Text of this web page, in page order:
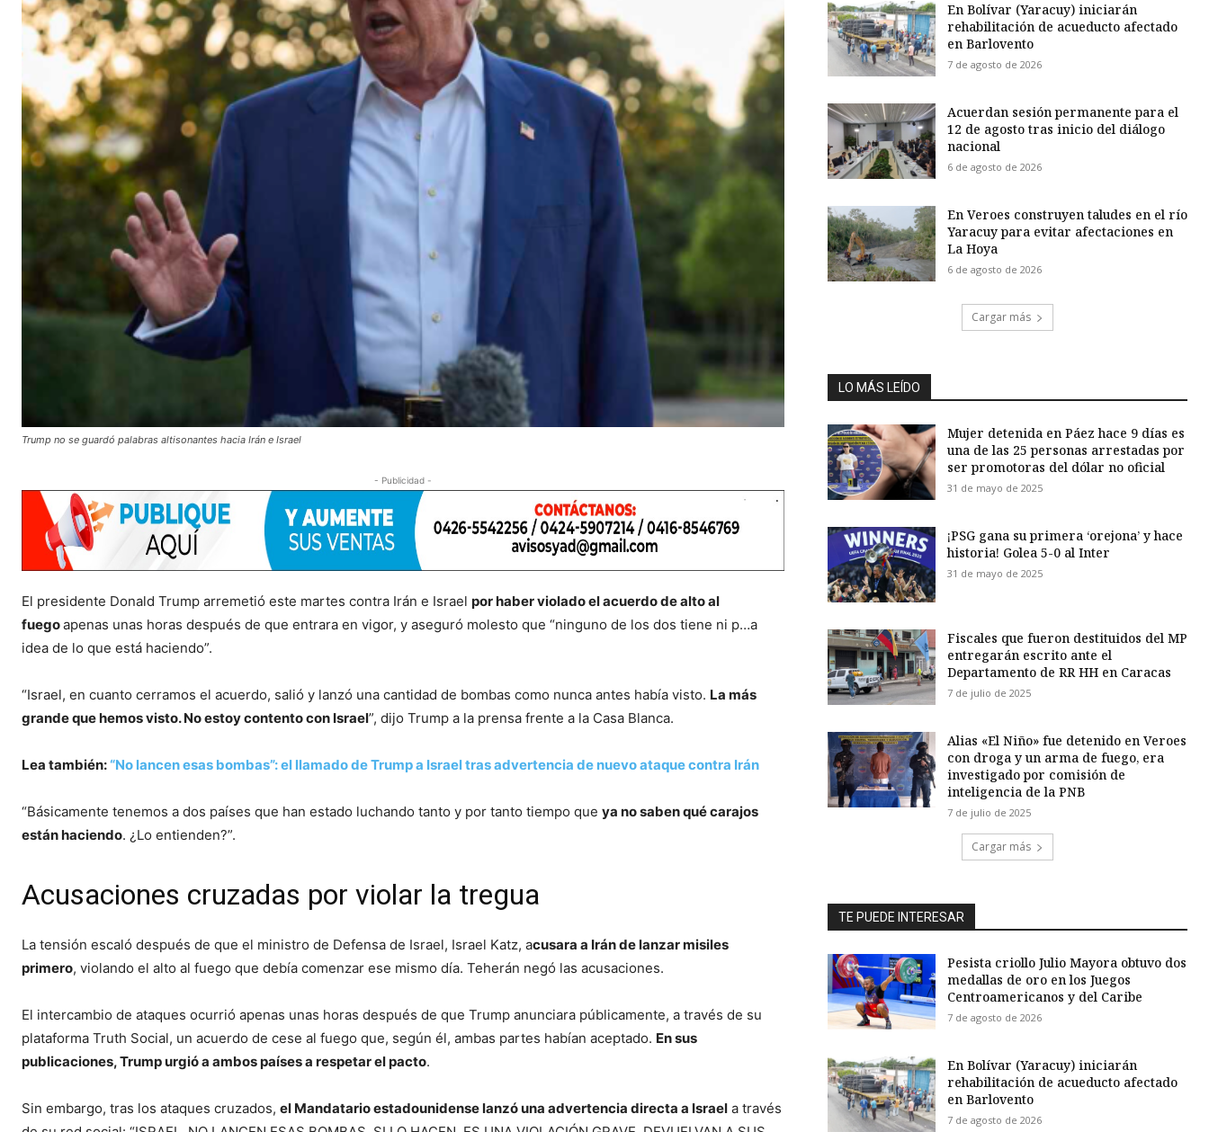
Trump no se guardó palabras altisonantes hacia Irán e Israel
- Publicidad -
El presidente Donald Trump arremetió este martes contra Irán e Israel por haber violado el acuerdo de alto al
fuegoapenas unas horas después de que entrara en vigor, y aseguró molesto que “ninguno de los dos tiene ni p…a
idea de lo que está haciendo”.
“Israel, en cuanto cerramos el acuerdo, salió y lanzó una cantidad de bombas como nunca antes había visto. La más
grande que hemos visto. No estoy contento con Israel”, dijo Trump a la prensa frente a la Casa Blanca.
Lea también:“No lancen esas bombas”: el llamado de Trump a Israel tras advertencia de nuevo ataque contra Irán
“Básicamente tenemos a dos países que han estado luchando tanto y por tanto tiempo que ya no saben qué carajos
están haciendo. ¿Lo entienden?”.
Acusaciones cruzadas por violar la tregua
La tensión escaló después de que el ministro de Defensa de Israel, Israel Katz, acusara a Irán de lanzar misiles
primero, violando el alto al fuego que debía comenzar ese mismo día. Teherán negó las acusaciones.
El intercambio de ataques ocurrió apenas unas horas después de que Trump anunciara públicamente, a través de su
plataforma Truth Social, un acuerdo de cese al fuego que, según él, ambas partes habían aceptado. En sus
publicaciones, Trump urgió a ambos países a respetar el pacto.
Sin embargo, tras los ataques cruzados, el Mandatario estadounidense lanzó una advertencia directa a Israel a través
En Bolívar (Yaracuy) iniciarán
rehabilitación de acueducto afectado
en Barlovento
7 de agosto de 2026
Acuerdan sesión permanente para el
12 de agosto tras inicio del diálogo
nacional
6 de agosto de 2026
En Veroes construyen taludes en el río
Yaracuy para evitar afectaciones en
La Hoya
6 de agosto de 2026
Cargar más
LO MÁS LEÍDO
Mujer detenida en Páez hace 9 días es
una de las 25 personas arrestadas por
ser promotoras del dólar no oficial
31 de mayo de 2025
¡PSG gana su primera ‘orejona’ y hace
historia! Golea 5-0 al Inter
31 de mayo de 2025
Fiscales que fueron destituidos del MP
entregarán escrito ante el
Departamento de RR HH en Caracas
7 de julio de 2025
Alias «El Niño» fue detenido en Veroes
con droga y un arma de fuego, era
investigado por comisión de
inteligencia de la PNB
7 de julio de 2025
Cargar más
TE PUEDE INTERESAR
Pesista criollo Julio Mayora obtuvo dos
medallas de oro en los Juegos
Centroamericanos y del Caribe
7 de agosto de 2026
En Bolívar (Yaracuy) iniciarán
rehabilitación de acueducto afectado
en Barlovento
7 de agosto de 2026